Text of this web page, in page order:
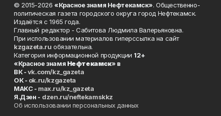
© 2015-2026 «Красное знамя Нефтекамск». Общественно-
политическая газета городского округа город Нефтекамск.
Издаётся с 1965 года.
Главный редактор - Сабитова Людмила Валерьяновна.
При использовании материалов гиперссылка на сайт
kzgazeta.ru обязательна.
Категория информационной продукции 12+
«Красное знамя Нефтекамск» в
ВК -vk.com/kz_gazeta
ОК - ok.ru/kzgazeta
MAKC - max.ru/kz_gazeta
Я.Дзен - dzen.ru/neftekamskkz
Об использовании персональных данных